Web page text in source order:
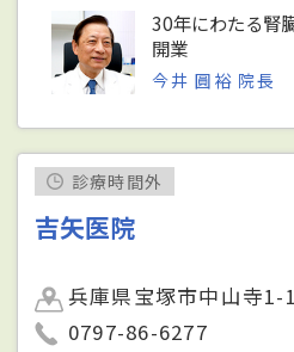
30年にわたる腎
開業
今井 圓裕 院長
診療時間外
吉矢医院
兵庫県宝塚市中山寺1-
0797-86-6277